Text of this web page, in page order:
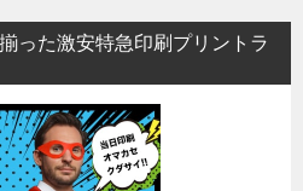
った激安特急印刷プリントラ